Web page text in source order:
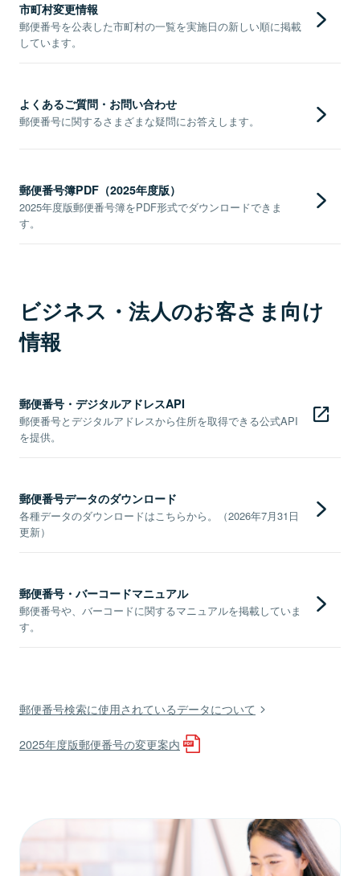
市町村変更情報
郵便番号を公表した市町村の一覧を実施日の新しい順に掲載
しています。
よくあるご質問・お問い合わせ
郵便番号に関するさまざまな疑問にお答えします。
郵便番号簿PDF（2025年度版）
2025年度版郵便番号簿をPDF形式でダウンロードできま
す。
ビジネス・法人のお客さま向け
情報
郵便番号・デジタルアドレスAPI
郵便番号とデジタルアドレスから住所を取得できる公式API
を提供。
郵便番号データのダウンロード
各種データのダウンロードはこちらから。（2026年7月31日
更新）
郵便番号・バーコードマニュアル
郵便番号や、バーコードに関するマニュアルを掲載していま
す。
郵便番号検索に使用されているデータについて
2025年度版郵便番号の変更案内